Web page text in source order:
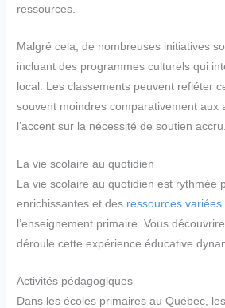
ressources.
Malgré cela, de nombreuses initiatives
incluant des programmes culturels qui
local. Les classements peuvent refléter
souvent moindres comparativement aux
l’accent sur la nécessité de soutien accru.
La vie scolaire au quotidien
La vie scolaire au quotidien est rythmée
enrichissantes et des ressources variées
l’enseignement primaire. Vous
déroule cette expérience éducative
Activités pédagogiques
Dans les écoles primaires au Québec,